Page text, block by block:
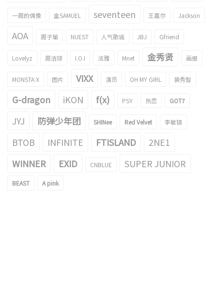
一周的偶像 金SAMUEL seventeen 王嘉尔 Jackson
AOA 周子瑜 NUEST 人气歌谣 JBJ Gfriend
Lovelyz 周洁琼 I.O.I 泫雅 Mnet 金秀贤 画报
MONSTA X 图片 VIXX 演员 OH MY GIRL 裴秀智
G-dragon iKON f(x) PSY 热恋 GOT7
JYJ 防弹少年团 SHINee Red Velvet 李敏镐
BTOB INFINITE FTISLAND
2NE1
WINNER
EXID CNBLUE SUPER JUNIOR
BEAST A pink